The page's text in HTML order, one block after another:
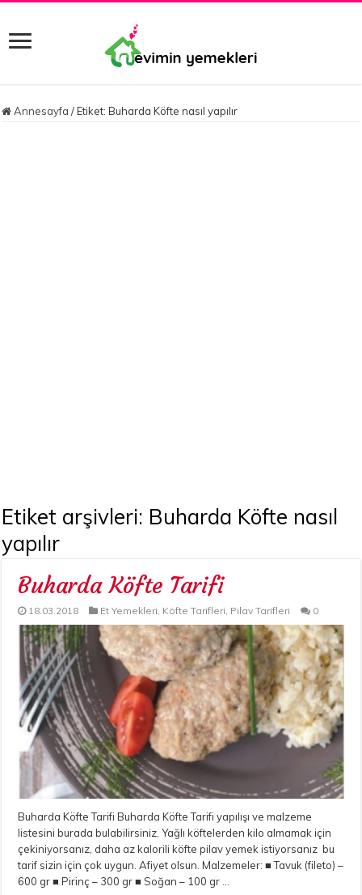
Annesayfa / Etiket:Buharda Köfte nasıl yapılır
Etiket arşivleri: Buharda Köfte nasıl
yapılır
Buharda Köfte Tarifi
18.03.2018 Et Yemekleri, Köfte Tarifleri, Pilav Tarifleri 0
Buharda Köfte Tarifi Buharda Köfte Tarifi yapılışı ve malzeme
listesini burada bulabilirsiniz. Yağlı köftelerden kilo almamak için
çekiniyorsanız, daha az kalorili köfte pilav yemek istiyorsanız bu
tarif sizin için çok uygun. Afiyet olsun. Malzemeler: ■ Tavuk (fileto) –
600 gr ■ Pirinç – 300 gr ■ Soğan – 100 gr …